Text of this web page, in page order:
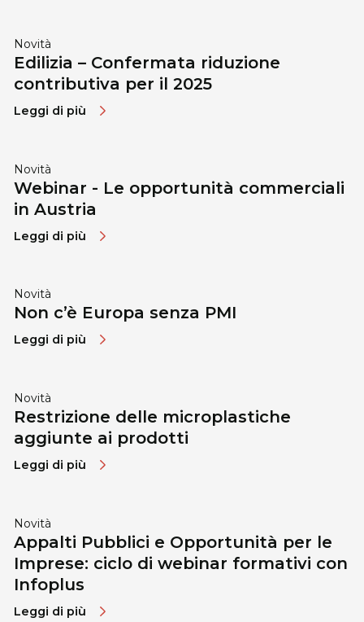
Novità
Edilizia – Confermata riduzione
contributiva per il 2025
Leggi di più
Novità
Webinar - Le opportunità commerciali
in Austria
Leggi di più
Novità
Non c’è Europa senza PMI
Leggi di più
Novità
Restrizione delle microplastiche
aggiunte ai prodotti
Leggi di più
Novità
Appalti Pubblici e Opportunità per le
Imprese: ciclo di webinar formativi con
Infoplus
Leggi di più